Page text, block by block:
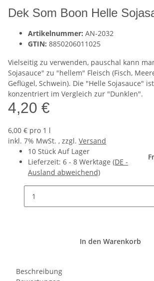
Dek Som Boon Helle
Artikelnummer: AN-2032
GTIN: 8850206011025
Vielseitig zu verwenden, pauschal kann
Sojasauce" zu "hellem" Fleisch (Fisch,
Geflügel, Schwein). Die "Helle Sojasauce"
konzentriert im Vergleich zur "Dunklen".
4,20 €
6,00 € pro 1 l
inkl. 7% MwSt. , zzgl. Versand
10 Stück Auf Lager
Lieferzeit: 6 - 8 Werktage (DE -
Ausland abweichend)
In den Warenkorb
Beschreibung